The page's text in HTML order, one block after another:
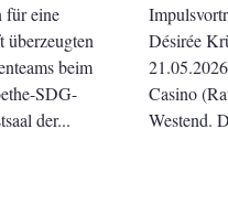
für eine
überzeugten
beim
SDG-
der
Désirée
Casino
Westend.